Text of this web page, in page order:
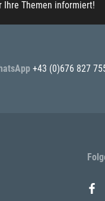
Ihre Themen informiert!
+43 (0)676 827